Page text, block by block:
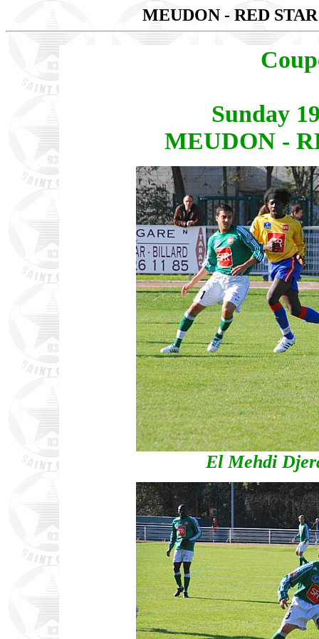
MEUDON - RED
Sunday
MEUDON -
El Mehdi